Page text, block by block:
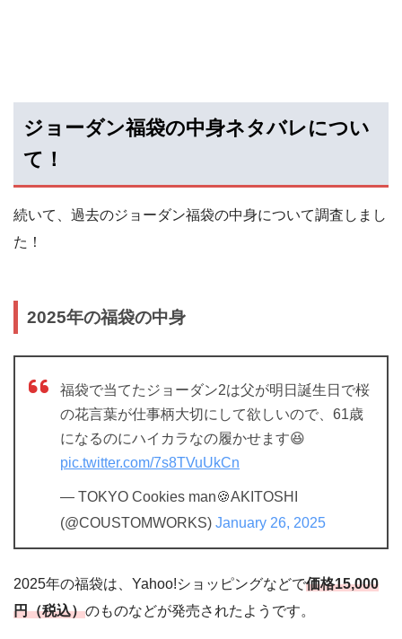
ジョーダン福袋の中身ネタバレについ
て！
続いて、過去のジョーダン福袋の中身について調査しまし
た！
2025年の福袋の中身
福袋で当てたジョーダン2は父が明日誕生日で桜
の花言葉が仕事柄大切にして欲しいので、61歳
になるのにハイカラなの履かせます😆
pic.twitter.com/7s8TVuUkCn
— TOKYO Cookies man🍪AKITOSHI
(@COUSTOMWORKS) January 26, 2025
2025年の福袋は、Yahoo!ショッピングなどで価格15,000
円（税込）のものなどが発売されたようです。